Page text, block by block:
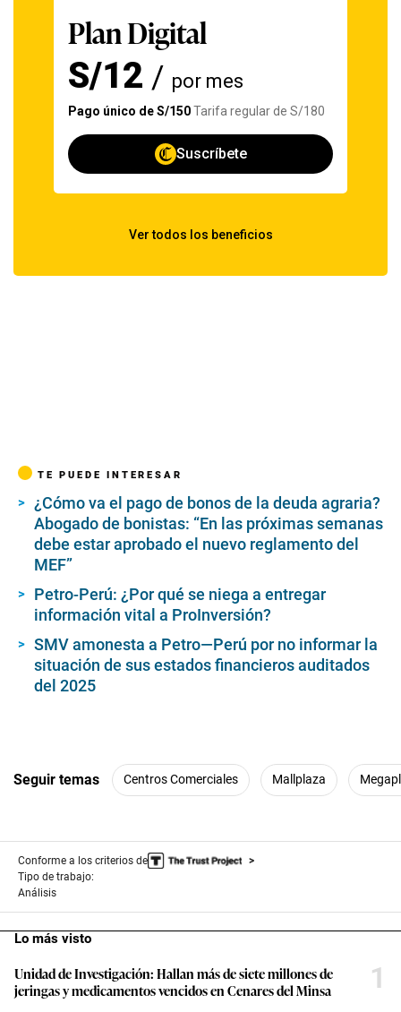
TE PUEDE INTERESAR
¿Cómo va el pago de bonos de la deuda agraria?
Abogado de bonistas: “En las próximas semanas
debe estar aprobado el nuevo reglamento del
MEF”
Petro-Perú: ¿Por qué se niega a entregar
información vital a ProInversión?
SMV amonesta a Petro—Perú por no informar la
situación de sus estados financieros auditados
del 2025
Seguir temas Centros Comerciales Mallplaza
Conforme a los criterios de
Tipo de trabajo:
Análisis
Lo más visto
Unidad de Investigación: Hallan más de siete millones de
jeringas y medicamentos vencidos en Cenares del Minsa
1